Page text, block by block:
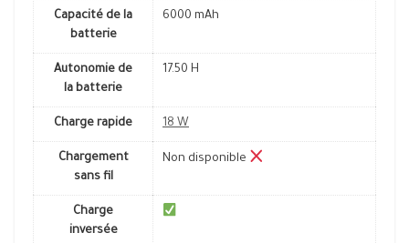
Capacité de la
batterie
6000 mAh
Autonomie de
la batterie
17.50 H
Charge rapide 18 W
Chargement
sans fil
Non disponible
Charge
inversée